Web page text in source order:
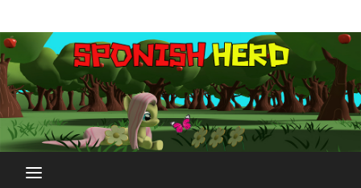
al
contenido
SPONISH HERD